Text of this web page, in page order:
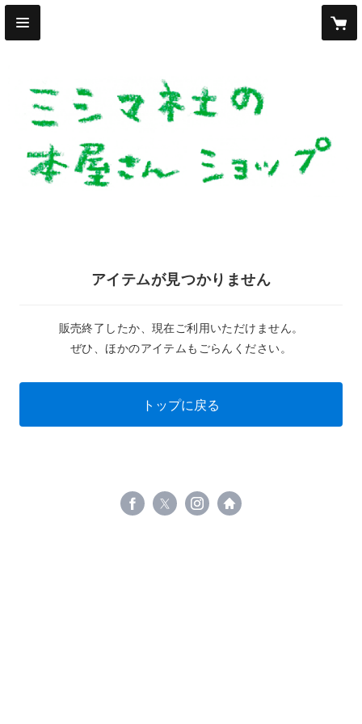
アイテムが見つかりません
販売終了したか、現在ご利用いただけません。
ぜひ、ほかのアイテムもごらんください。
トップに戻る